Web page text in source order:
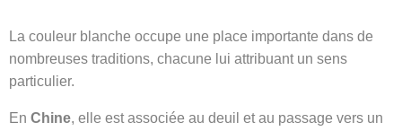
La couleur blanche occupe une place importante dans de
nombreuses traditions, chacune lui attribuant un sens
particulier.
En Chine, elle est associée au deuil et au passage vers un